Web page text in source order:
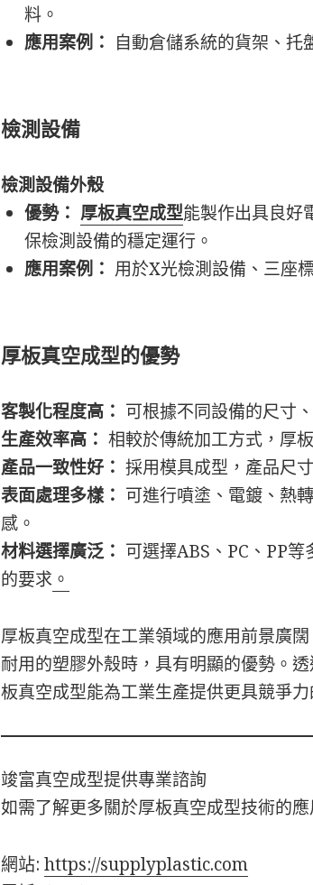
料。
應用案例： 自動倉儲系統的貨架、托
檢測設備
檢測設備外殼
優勢： 厚板真空成型能製作出具良好
保檢測設備的穩定運行。
應用案例： 用於X光檢測設備、三座
厚板真空成型的優勢
客製化程度高： 可根據不同設備的尺寸
生產效率高： 相較於傳統加工方式，厚
產品一致性好： 採用模具成型，產品尺
表面處理多樣： 可進行噴塗、電鍍、熱
感。
材料選擇廣泛： 可選擇ABS、PC、PP
的要求 。
厚板真空成型在工業領域的應用前景廣
耐用的塑膠外殼時，具有明顯的優勢。
板真空成型能為工業生產提供更具競爭力
竣富真空成型提供專業諮詢
如需了解更多關於厚板真空成型技術的應
網站:https://supplyplastic.com